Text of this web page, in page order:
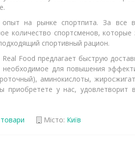
на рынке спортпита. За все
количество спортсменов,
спортивный рацион.
Real Food предлагает быструю
необходимое для повышения
аминокислоты,
приобретете у нас,
Місто: Київ